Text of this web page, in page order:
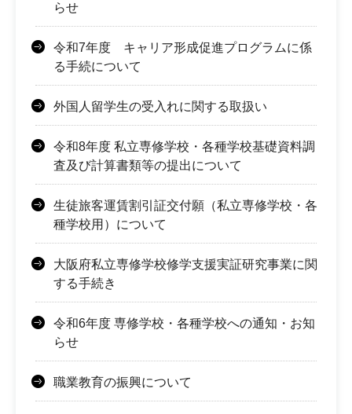
らせ
令和7年度 キャリア形成促進プログラムに係
る手続について
外国人留学生の受入れに関する取扱い
令和8年度 私立専修学校・各種学校基礎資料調
査及び計算書類等の提出について
生徒旅客運賃割引証交付願（私立専修学校・各
種学校用）について
大阪府私立専修学校修学支援実証研究事業に関
する手続き
令和6年度 専修学校・各種学校への通知・お知
らせ
職業教育の振興について